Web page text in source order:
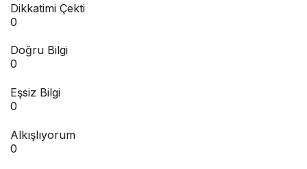
Dikkatimi Çekti
0
Doğru Bilgi
0
Eşsiz Bilgi
0
Alkışlıyorum
0